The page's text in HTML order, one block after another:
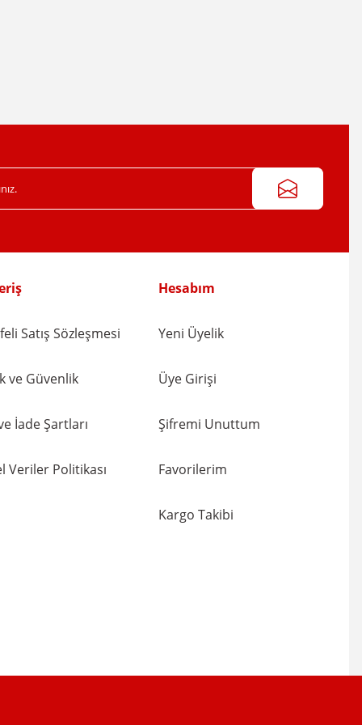
Satış Sözleşmesi
ve Güvenlik
İade Şartları
Veriler Politikası
Hesabım
Yeni Üyelik
Üye Girişi
Şifremi Unuttum
Favorilerim
Kargo Takibi